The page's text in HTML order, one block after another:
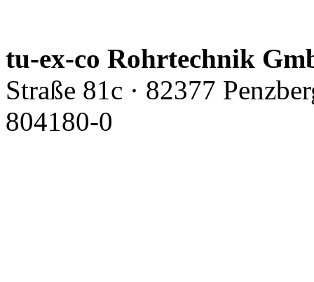
tu-ex-co Rohrtechnik
Straße 81c · 82377
804180-0